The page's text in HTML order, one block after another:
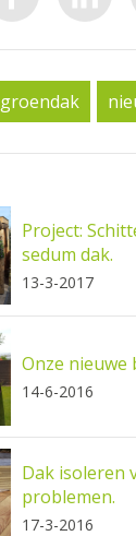
groendak
Project:
sedum dak.
13-3-2017
Onze nieuwe
14-6-2016
Dak isoleren
problemen.
17-3-2016